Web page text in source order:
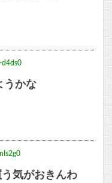
うかな
気がおきんわ